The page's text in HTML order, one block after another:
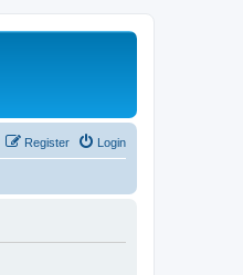
Login
Register